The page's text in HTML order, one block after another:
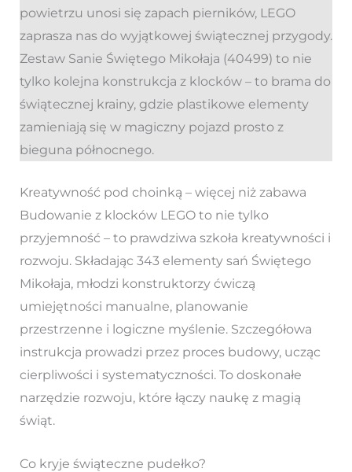
powietrzu unosi się zapach pierników, LEGO
zaprasza nas do wyjątkowej świątecznej przygody.
Zestaw Sanie Świętego Mikołaja (40499) to nie
tylko kolejna konstrukcja z klocków – to brama do
świątecznej krainy, gdzie plastikowe elementy
zamieniają się w magiczny pojazd prosto z
bieguna północnego.
Kreatywność pod choinką – więcej niż zabawa
Budowanie z klocków LEGO to nie tylko
przyjemność – to prawdziwa szkoła kreatywności i
rozwoju. Składając 343 elementy sań Świętego
Mikołaja, młodzi konstruktorzy ćwiczą
umiejętności manualne, planowanie
przestrzenne i logiczne myślenie. Szczegółowa
instrukcja prowadzi przez proces budowy, ucząc
cierpliwości i systematyczności. To doskonałe
narzędzie rozwoju, które łączy naukę z magią
świąt.
Co kryje świąteczne pudełko?